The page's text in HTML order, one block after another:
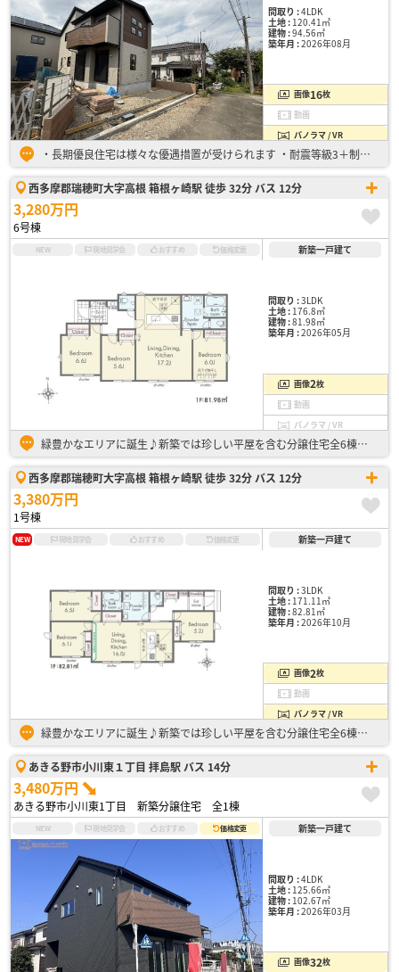
間取り :4LDK
土地 :120.41㎡
建物 :94.56㎡
築年月 :2026年08月
画像16枚
動画
パノラマ / VR
・長期優良住宅は様々な優遇措置が受けられます ・耐震等級3＋制震ダンパー採用 ・太陽光発電搭載 お気軽にお問い合わせください。 フリーコール：0800-100-1755
西多摩郡瑞穂町大字高根 箱根ヶ崎駅 徒歩 32分 バス 12分
3,280万円
6号棟
NEW 現地見学会 おすすめ 価格変更 新築一戸建て
間取り :3LDK
土地 :176.8㎡
建物 :81.98㎡
築年月 :2026年05月
画像2枚
動画
パノラマ / VR
緑豊かなエリアに誕生♪新築では珍しい平屋を含む分譲住宅全6棟！ ・子育て世代からシニア世代まで、使いやすい平屋建て ・駐車スペース並列2台分(車種による) ・アクセントクロスや折下げ天井で開放感と…
西多摩郡瑞穂町大字高根 箱根ヶ崎駅 徒歩 32分 バス 12分
3,380万円
1号棟
NEW 現地見学会 おすすめ 価格変更 新築一戸建て
間取り :3LDK
土地 :171.11㎡
建物 :82.81㎡
築年月 :2026年10月
画像2枚
動画
パノラマ / VR
緑豊かなエリアに誕生♪新築では珍しい平屋を含む分譲住宅全6棟！ ・子育て世代からシニア世代まで、使いやすい平屋建て ・駐車スペース並列2台分(車種による) ・アクセントクロスや折下げ天井で開放感と…
あきる野市小川東１丁目 拝島駅 バス 14分
3,480万円
あきる野市小川東1丁目 新築分譲住宅 全1棟
NEW 現地見学会 おすすめ 価格変更 新築一戸建て
間取り :4LDK
土地 :125.66㎡
建物 :102.67㎡
築年月 :2026年03月
画像32枚